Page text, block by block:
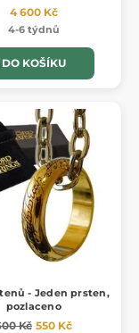
4 600 Kč
4-6 týdnů
DO KOŠÍKU
- Jeden prsten,
pozlaceno
Kč 550 Kč